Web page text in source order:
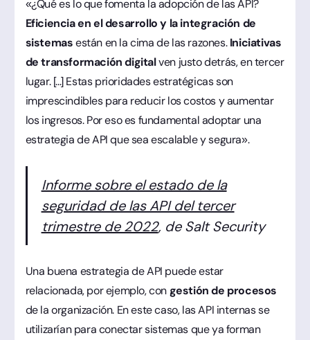
«¿Qué es lo que fomenta la adopción de las API?
Eficiencia en el desarrollo y la integración de
sistemasestán en la cima de las razones.Iniciativas
de transformación digitalven justo detrás, en tercer
lugar. [...] Estas prioridades estratégicas son
imprescindibles para reducir los costos y aumentar
los ingresos. Por eso es fundamental adoptar una
estrategia de API que sea escalable y segura».
Informe sobre el estado de la
seguridad de las API del tercer
trimestre de 2022, de Salt Security
Una buena estrategia de API puede estar
relacionada, por ejemplo, congestión de procesos
de la organización. En este caso, las API internas se
utilizarían para conectar sistemas que ya forman